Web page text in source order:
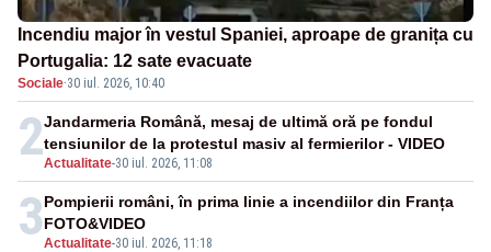
Incendiu major în vestul Spaniei, aproape de granița cu
Portugalia: 12 sate evacuate
Sociale·30 iul. 2026, 10:40
2Actualitate-30 iul. 2026, 11:08
Jandarmeria Română, mesaj de ultimă oră pe fondul
tensiunilor de la protestul masiv al fermierilor - VIDEO
3Actualitate-30 iul. 2026, 11:18
Pompierii români, în prima linie a incendiilor din Franța
FOTO&VIDEO